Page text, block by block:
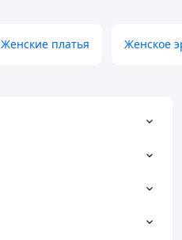
Женские платья Женское